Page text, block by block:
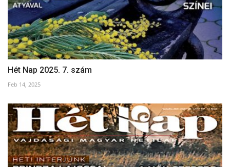
Hét Nap 2025. 7. szám
Feb 14, 2025